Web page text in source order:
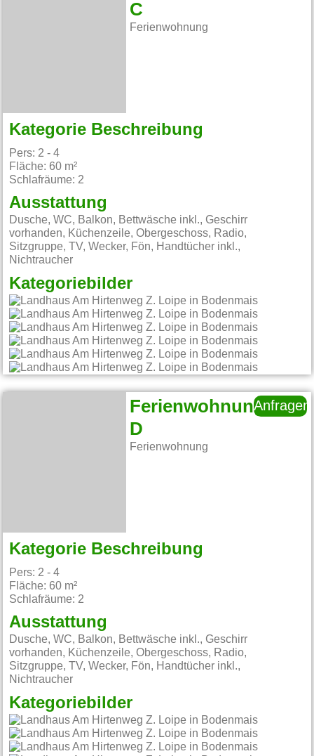
C
Ferienwohnung
Kategorie Beschreibung
Pers: 2 - 4
Fläche: 60 m²
Schlafräume: 2
Ausstattung
Dusche, WC, Balkon, Bettwäsche inkl., Geschirr
vorhanden, Küchenzeile, Obergeschoss, Radio,
Sitzgruppe, TV, Wecker, Fön, Handtücher inkl.,
Nichtraucher
Kategoriebilder
Ferienwohnung
D
Ferienwohnung
Anfragen
Kategorie Beschreibung
Pers: 2 - 4
Fläche: 60 m²
Schlafräume: 2
Ausstattung
Dusche, WC, Balkon, Bettwäsche inkl., Geschirr
vorhanden, Küchenzeile, Obergeschoss, Radio,
Sitzgruppe, TV, Wecker, Fön, Handtücher inkl.,
Nichtraucher
Kategoriebilder